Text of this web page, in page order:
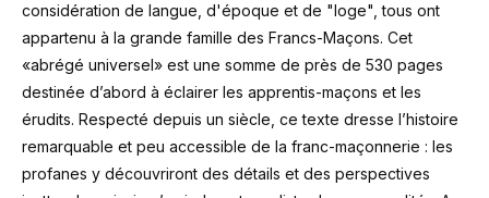
considération de langue, d'époque et de "loge", tous ont
appartenu à la grande famille des Francs-Maçons. Cet
«abrégé universel» est une somme de près de 530 pages
destinée d’abord à éclairer les apprentis-maçons et les
érudits. Respecté depuis un siècle, ce texte dresse l’histoire
remarquable et peu accessible de la franc-maçonnerie : les
profanes y découvriront des détails et des perspectives